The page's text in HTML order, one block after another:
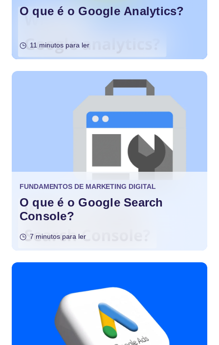
O que é o Google Analytics?
11 minutos para ler
FUNDAMENTOS DE MARKETING DIGITAL
O que é o Google Search
Console?
7 minutos para ler